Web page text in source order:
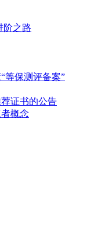
阶之路
等保测评备案”
证书的公告
概念